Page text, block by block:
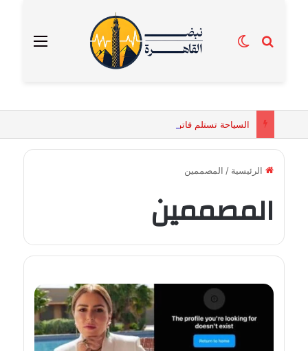
القائمة بحث عنالوضع المظلم
الرئيسية / المصممين
المصممين